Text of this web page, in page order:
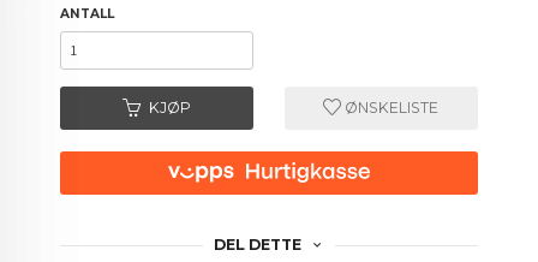
ANTALL
KJØP ØNSKELISTE
DEL DETTE